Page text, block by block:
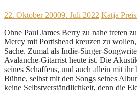
22. Oktober 20009. Juli 2022 Katja
Ohne Paul James Berry zu nahe treten
Mercy mit Portishead kreuzen zu
Sache. Zumal als Indie-Singer-
Avalanche-Gitarrist heute ist. Die
seines Schaffens, und auch allein mit ihr
Bühne, selbst mit den Songs seines
keine Selbstverständlichkeit, denn die